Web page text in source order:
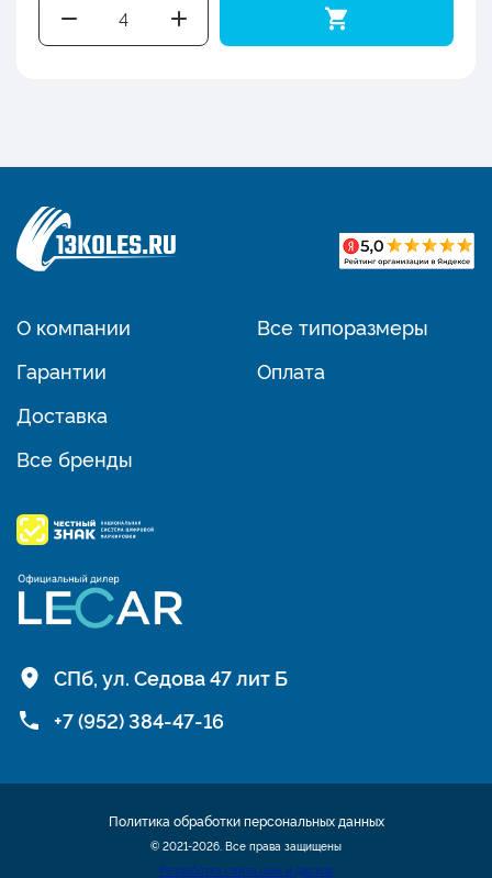
О компании
Гарантии
Доставка
Все бренды
Все типоразмеры
Оплата
СПб, ул. Седова 47 лит Б
+7 (952) 384-47-16
© 2021-2026. Все права защищены
Разработка сайта шин и дисков
Политика обработки персональных данных